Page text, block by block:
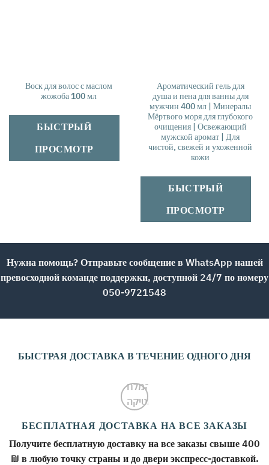
Воск для волос с маслом
жожоба 100 мл
БЫСТРЫЙ
ПРОСМОТР
Ароматический гель для
душа и пена для ванны для
мужчин 400 мл | Минералы
Мёртвого моря для глубокого
очищения | Освежающий
мужской аромат | Для
чистой, свежей и ухоженной
кожи
БЫСТРЫЙ
ПРОСМОТР
Нужна помощь? Отправьте сообщение в WhatsApp нашей
превосходной команде поддержки, доступной 24/7 по номеру
050-9721548
БЫСТРАЯ ДОСТАВКА В ТЕЧЕНИЕ ОДНОГО ДНЯ
БЕСПЛАТНАЯ ДОСТАВКА НА ВСЕ ЗАКАЗЫ
Получите бесплатную доставку на все заказы свыше 400
₪ в любую точку страны и до двери экспресс-доставкой.